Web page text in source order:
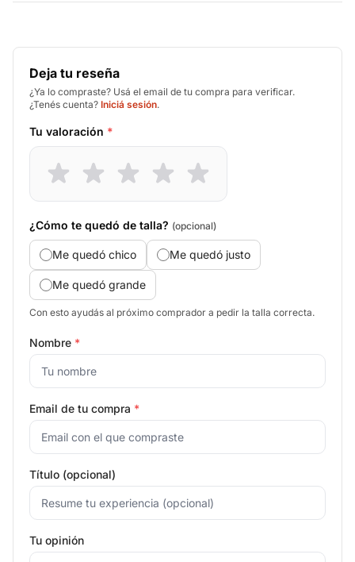
Deja tu reseña
¿Ya lo compraste? Usá el email de tu compra para verificar.
¿Tenés cuenta? Iniciá sesión.
Tu valoración *
¿Cómo te quedó de talla? (opcional)
Me quedó chico Me quedó justo
Me quedó grande
Con esto ayudás al próximo comprador a pedir la talla correcta.
Nombre *
Email de tu compra *
Título (opcional)
Tu opinión